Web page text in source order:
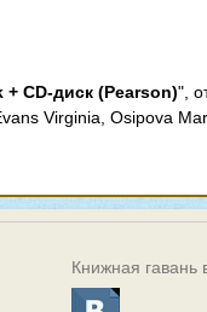
CD-диск (Pearson)",
Virginia, Osipova
Книжная гавань